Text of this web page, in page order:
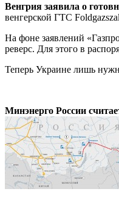
Венгрия заявила о
венгерской ГТС
На фоне заявлений
реверс. Для этого в
Теперь Украине лишь
Минэнерго России